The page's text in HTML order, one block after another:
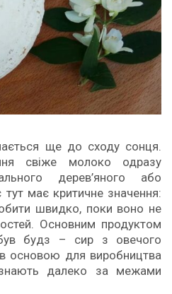
ще до сходу сонця.
свіже молоко одразу
дерев’яного або
має критичне значення:
швидко, поки воно не
Основним продуктом
будз – сир з овечого
основою для виробництва
далеко за межами